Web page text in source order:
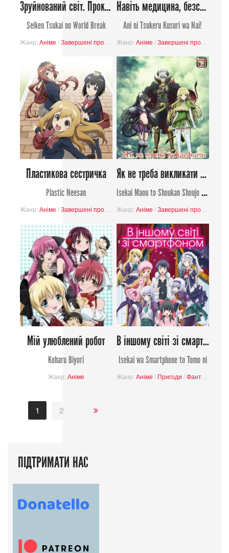
Зруйнований світ. Прокляття святого лицаря
Seiken Tsukai no World Break
Жанр: Аніме /Завершені проєкти /Еччі/Містика/Романтика/
Навіть медицина, безсильна для мого брата!
Ani ni Tsukeru Kusuri wa Nai!
Жанр: Аніме /Завершені проєкти
Пластикова сестричка
Plastic Neesan
Жанр: Аніме /Завершені проєкти
Як не треба викликати Лорда Демонів
Isekai Maou to Shoukan Shoujo no Dorei Majutsu
Жанр: Аніме /Завершені проєкти
Мій улюблений робот
Koharu Biyori
Жанр: Аніме
В іншому світі зі смартфоном
Isekai wa Smartphone to Tomo ni
Жанр: Аніме / Пригоди /Фантастика
1 2
ПІДТРИМАТИ НАС